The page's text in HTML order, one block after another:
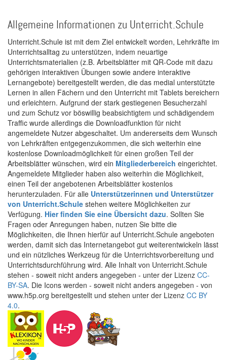
Allgemeine Informationen zu Unterricht.Schule
Unterricht.Schule ist mit dem Ziel entwickelt worden, Lehrkräfte im
Unterrichtsalltag zu unterstützen, indem neuartige
Unterrichtsmaterialien (z.B. Arbeitsblätter mit QR-Code mit dazu
gehörigen interaktiven Übungen sowie andere interaktive
Lernangebote) bereitgestellt werden, die das medial unterstützte
Lernen in allen Fächern und den Unterricht mit Tablets bereichern
und erleichtern. Aufgrund der stark gestiegenen Besucherzahl
und zum Schutz vor böswillig beabsichtigtem und schädigendem
Traffic wurde allerdings die Downloadfunktion für nicht
angemeldete Nutzer abgeschaltet. Um andererseits dem Wunsch
von Lehrkräften entgegenzukommen, die sich weiterhin eine
kostenlose Downloadmöglichkeit für einen großen Teil der
Arbeitsblätter wünschen, wird ein Mitgliederbereich eingerichtet.
Angemeldete Mitglieder haben also weiterhin die Möglichkeit,
einen Teil der angebotenen Arbeitsblätter kostenlos
herunterzuladen. Für alle Unterstützerinnen und Unterstützer
von Unterricht.Schule stehen weitere Möglichkeiten zur
Verfügung. Hier finden Sie eine Übersicht dazu. Sollten Sie
Fragen oder Anregungen haben, nutzen Sie bitte die
Möglichkeiten, die Ihnen hierfür auf Unterricht.Schule angeboten
werden, damit sich das Internetangebot gut weiterentwickeln lässt
und ein nützliches Werkzeug für die Unterrichtsvorbereitung und
Unterrichtsdurchführung wird. Alle Inhalt von Unterricht.Schule
stehen - soweit nicht anders angegeben - unter der Lizenz CC-
BY-SA. Die Icons werden - soweit nicht anders angegeben - von
www.h5p.org bereitgestellt und stehen unter der Lizenz CC BY
4.0.